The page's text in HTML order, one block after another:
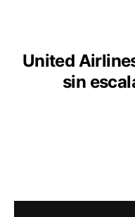
United
sin